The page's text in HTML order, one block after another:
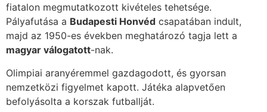
fiatalon megmutatkozott kivételes tehetsége.
Pályafutása a Budapesti Honvéd csapatában indult,
majd az 1950-es években meghatározó tagja lett a
magyar válogatott-nak.
Olimpiai aranyéremmel gazdagodott, és gyorsan
nemzetközi figyelmet kapott. Játéka alapvetően
befolyásolta a korszak futballját.